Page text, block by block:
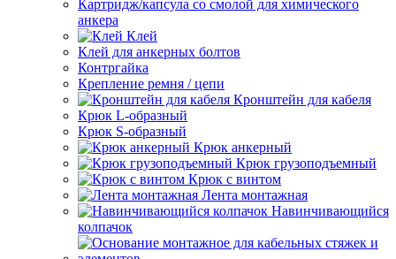
Картридж/капсула со смолой для химического
анкера
Клей
Клей для анкерных болтов
Контргайка
Крепление ремня / цепи
Кронштейн для кабеля
Крюк L-образный
Крюк S-образный
Крюк анкерный
Крюк грузоподъемный
Крюк с винтом
Лента монтажная
Навинчивающийся
колпачок